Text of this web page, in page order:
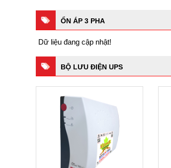
ỔN ÁP 3 PHA
Dữ liệu đang cập nhật!
BỘ LƯU ĐIỆN UPS